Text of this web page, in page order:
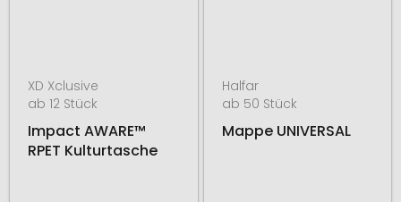
XD Xclusive
ab 12 Stück
Impact AWARE™
RPET Kulturtasche
Halfar
ab 50 Stück
Mappe UNIVERSAL